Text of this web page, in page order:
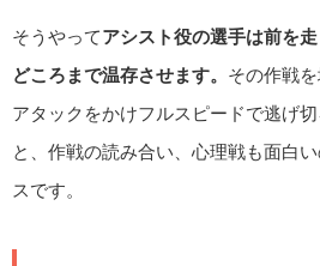
そうやってアシスト役の選手は前を
どころまで温存させます。 その作戦
アタックをかけフルスピードで逃げ
と、作戦の読み合い、心理戦も面白
スです。